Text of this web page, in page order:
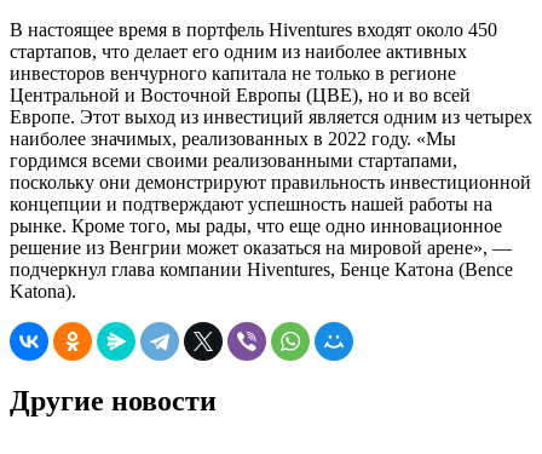
В настоящее время в портфель Hiventures входят около 450
стартапов, что делает его одним из наиболее активных
инвесторов венчурного капитала не только в регионе
Центральной и Восточной Европы (ЦВЕ), но и во всей
Европе. Этот выход из инвестиций является одним из четырех
наиболее значимых, реализованных в 2022 году. «Мы
гордимся всеми своими реализованными стартапами,
поскольку они демонстрируют правильность инвестиционной
концепции и подтверждают успешность нашей работы на
рынке. Кроме того, мы рады, что еще одно инновационное
решение из Венгрии может оказаться на мировой арене», —
подчеркнул глава компании Hiventures, Бенце Катона (Bence
Katona).
Другие новости